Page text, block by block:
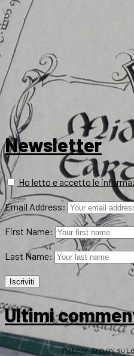
Newsletter
Ho letto e accetto le
Email Address:
First Name:
Last Name:
Ultimi
Roberto Arduinisu